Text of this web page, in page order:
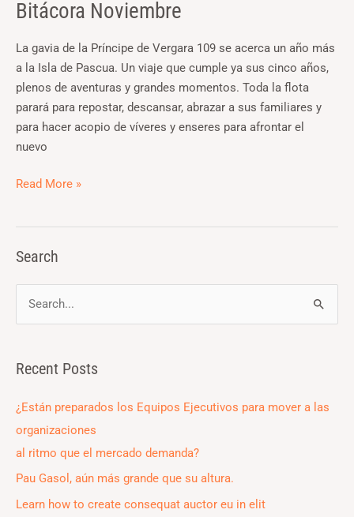
Bitácora Noviembre
La gavia de la Príncipe de Vergara 109 se acerca un año más
a la Isla de Pascua. Un viaje que cumple ya sus cinco años,
plenos de aventuras y grandes momentos. Toda la flota
parará para repostar, descansar, abrazar a sus familiares y
para hacer acopio de víveres y enseres para afrontar el
nuevo
Bitácora
Read More »
Search
r
:
Recent Posts
¿Están preparados los Equipos Ejecutivos para mover a las
organizaciones
al ritmo que el mercado demanda?
Pau Gasol, aún más grande que su altura.
Learn how to create consequat auctor eu in elit